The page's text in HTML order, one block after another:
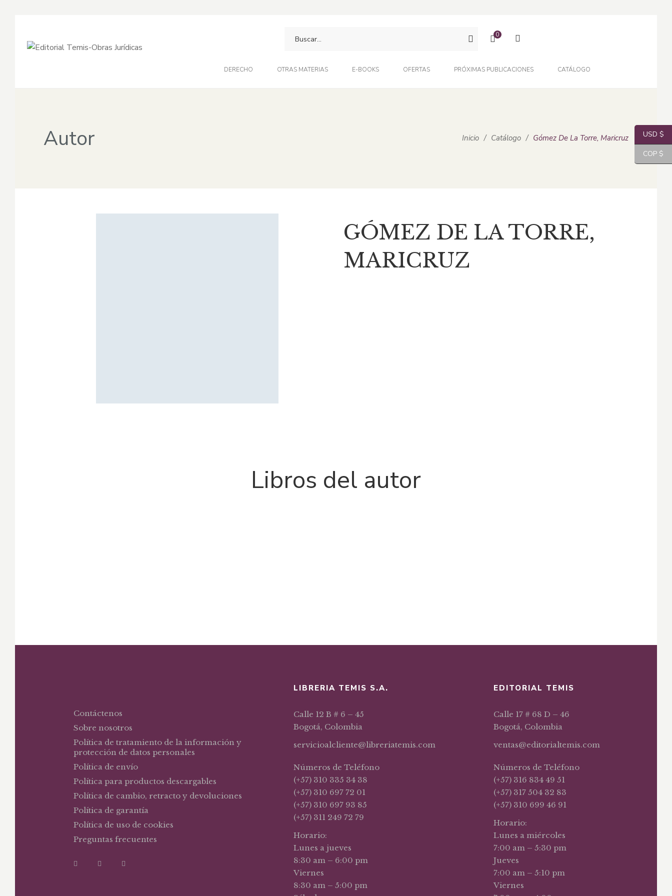
DERECHO OTRAS MATERIAS E-BOOKS OFERTAS PRÓXIMAS PUBLICACIONES CATÁLOGO
0
Autor Inicio / Catálogo / Gómez De La Torre, Maricruz
GÓMEZ DE LA TORRE,
MARICRUZ
Libros del autor
Contáctenos
Sobre nosotros
Política de tratamiento de la información y
protección de datos personales
Política de envío
Política para productos descargables
Política de cambio, retracto y devoluciones
Política de garantía
Política de uso de cookies
Preguntas frecuentes
LIBRERIA TEMIS S.A.
Calle 12 B # 6 – 45
Bogotá, Colombia
servicioalcliente@libreriatemis.com
Números de Teléfono
(+57) 310 335 34 38
(+57) 310 697 72 01
(+57) 310 697 93 85
(+57) 311 249 72 79
Horario:
Lunes a jueves
8:30 am – 6:00 pm
Viernes
8:30 am – 5:00 pm
EDITORIAL TEMIS
Calle 17 # 68 D – 46
Bogotá, Colombia
ventas@editorialtemis.com
Números de Teléfono
(+57) 316 834 49 51
(+57) 317 504 32 83
(+57) 310 699 46 91
Horario:
Lunes a miércoles
7:00 am – 5:30 pm
Jueves
7:00 am – 5:10 pm
Viernes
USD $
COP $